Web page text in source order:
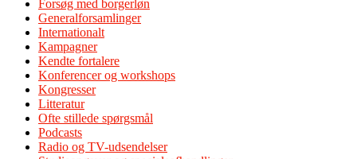
Forsøg med borgerløn
Generalforsamlinger
Internationalt
Kampagner
Kendte fortalere
Konferencer og workshops
Kongresser
Litteratur
Ofte stillede spørgsmål
Podcasts
Radio og TV-udsendelser